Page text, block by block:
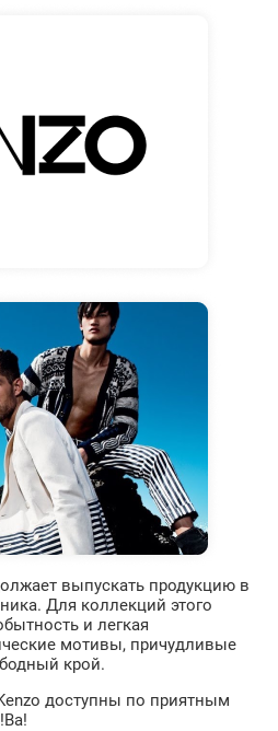
выпускать продукцию в
Для коллекций этого
и легкая
мотивы, причудливые
крой.
доступны по приятным